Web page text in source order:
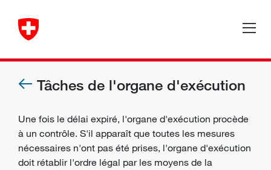
Tâches de l'organe d'exécution
Une fois le délai expiré, l'organe d'exécution procède
à un contrôle. S'il apparaît que toutes les mesures
nécessaires n'ont pas été prises, l'organe d'exécution
doit rétablir l'ordre légal par les moyens de la